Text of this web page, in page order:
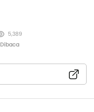
5,389
Dibaca